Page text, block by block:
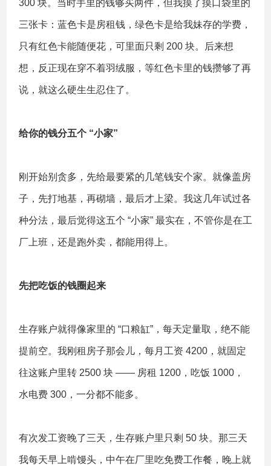
300 块。当时手里的钱够买两件，但我摸了摸口袋里的
三张卡：蓝色卡是房租钱，绿色卡是给我妹存的学费，
只有红色卡能随便花，可里面只剩 200 块。后来想
想，反正现在穿不着羽绒服，等红色卡里的钱攒够了再
说，就这么硬生生忍住了。
给你的钱分五个 “小家”
刚开始别贪多，先给最要紧的几笔钱安个家。就像盖房
子，先打地基，再砌墙，最后才上梁。我这几年试过各
种分法，最后觉得这五个 “小家” 最实在，不管你是在工
厂上班，还是跑外卖，都能用得上。
先把吃饭的钱圈起来
生存账户就得像家里的 “口粮缸”，每天定量取，绝不能
提前空。我刚租房子那会儿，每月工资 4200，就固定
往这账户里转 2500 块 —— 房租 1200，吃饭 1000，
水电费 300，一分都不能多。
有次发工资晚了三天，生存账户里只剩 50 块。那三天
我每天早上啃馒头，中午在厂里吃免费工作餐，晚上就